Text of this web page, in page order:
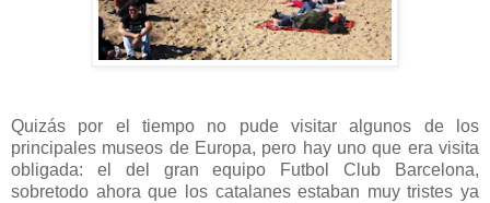
Quizás por el tiempo no pude visitar algunos de los
principales museos de Europa, pero hay uno que era visita
obligada: el del gran equipo Futbol Club Barcelona,
sobretodo ahora que los catalanes estaban muy tristes ya